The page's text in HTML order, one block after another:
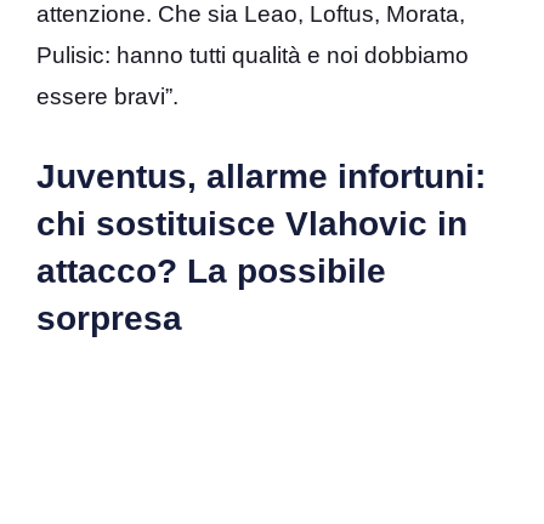
attenzione. Che sia Leao, Loftus, Morata,
Pulisic: hanno tutti qualità e noi dobbiamo
essere bravi”.
Juventus, allarme infortuni:
chi sostituisce Vlahovic in
attacco? La possibile
sorpresa